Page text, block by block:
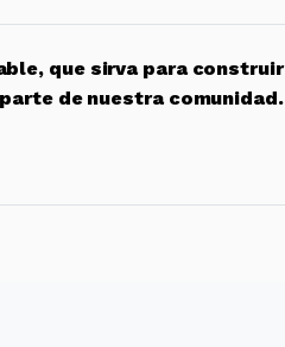
que sirva para construir
de nuestra comunidad.